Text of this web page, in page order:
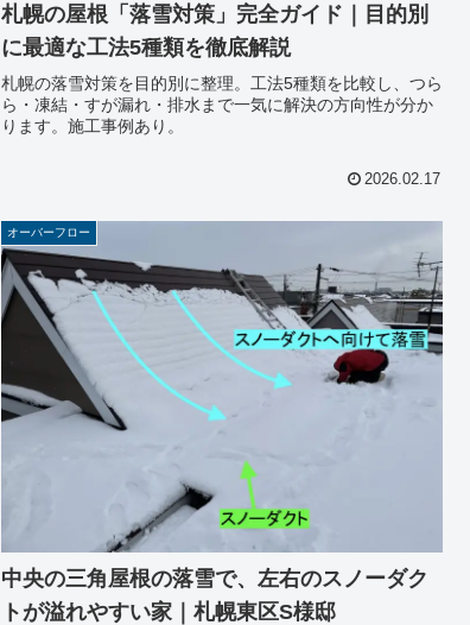
札幌の屋根「落雪対策」完全ガイド｜目的別
に最適な工法5種類を徹底解説
札幌の落雪対策を目的別に整理。工法5種類を比較し、つら
ら・凍結・すが漏れ・排水まで一気に解決の方向性が分か
ります。施工事例あり。
2026.02.17
オーバーフロー
中央の三角屋根の落雪で、左右のスノーダク
トが溢れやすい家｜札幌東区S様邸